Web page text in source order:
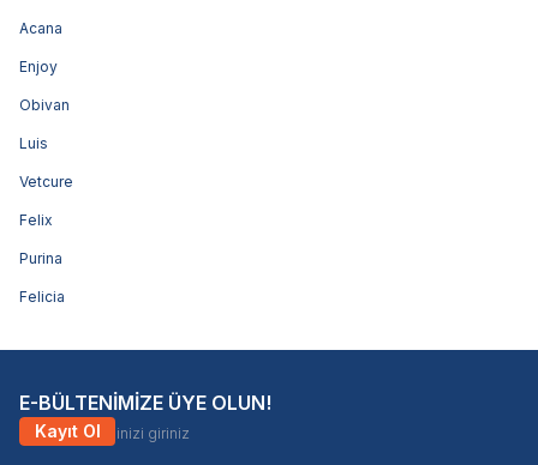
Acana
Enjoy
Obivan
Luis
Vetcure
Felix
Purina
Felicia
E-BÜLTENİMİZE ÜYE OLUN!
Kayıt Ol